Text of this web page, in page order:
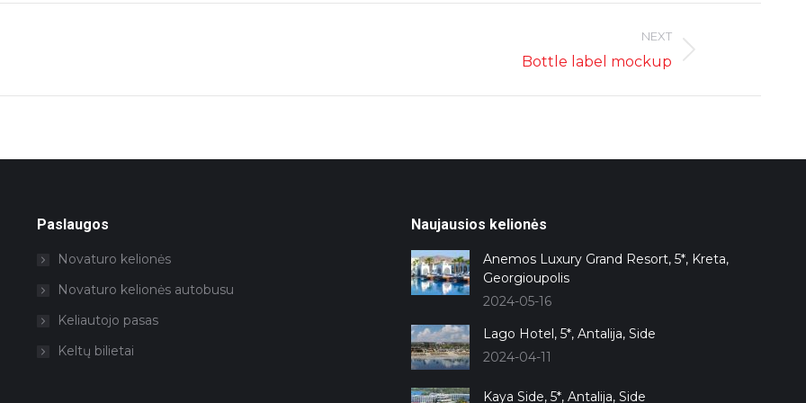
NEXT
Bottle label mockup
Paslaugos
Novaturo kelionės
Novaturo kelionės autobusu
Keliautojo pasas
Keltų bilietai
Naujausios kelionės
Anemos Luxury Grand Resort, 5*, Kreta,
Georgioupolis
2024-05-16
Lago Hotel, 5*, Antalija, Side
2024-04-11
Kaya Side, 5*, Antalija, Side